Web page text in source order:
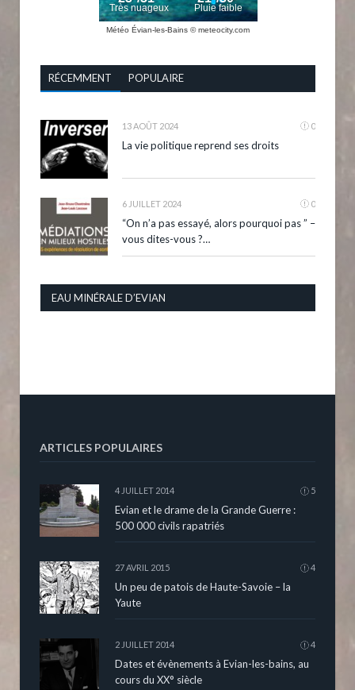
Météo Évian-les-Bains © meteocity.com
RÉCEMMENT POPULAIRE
13 AOÛT 2024 0
La vie politique reprend ses droits
6 JUILLET 2024 0
“On n’a pas essayé, alors pourquoi pas ” –
vous dites-vous ?…
EAU MINÉRALE D’EVIAN
ARTICLES POPULAIRES
4 JUILLET 2014 5
Evian et le drame de la Grande Guerre :
500 000 civils rapatriés
27 AVRIL 2015 4
Un peu de patois de Haute-Savoie – la
Yaute
2 JUILLET 2014 4
Dates et évènements à Evian-les-bains, au
cours du XX° siècle